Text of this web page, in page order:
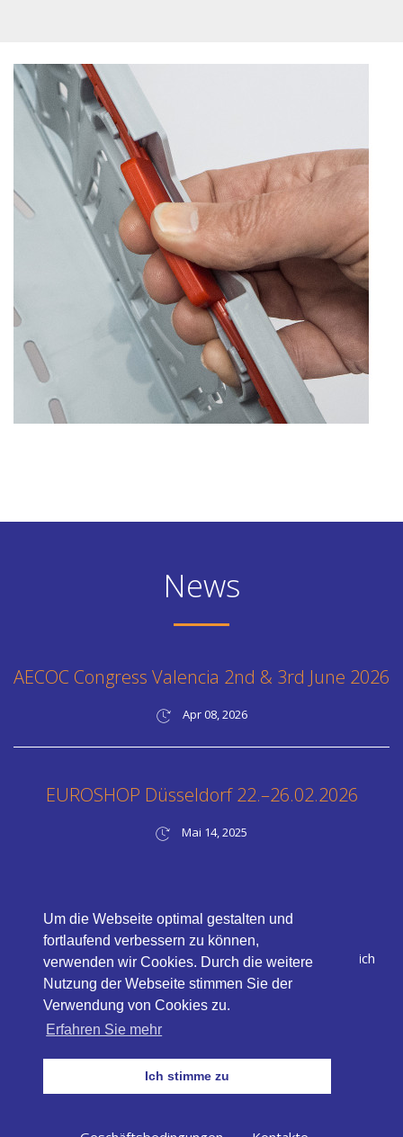
Um die Webseite optimal gestalten und
fortlaufend verbessern zu können,
verwenden wir Cookies. Durch die weitere
Nutzung der Webseite stimmen Sie der
Verwendung von Cookies zu.
Erfahren Sie mehr
Ich stimme zu
News
AECOC Congress Valencia 2nd & 3rd June 2026
Apr 08, 2026
EUROSHOP Düsseldorf 22.–26.02.2026
Mai 14, 2025
Pack’nlog GmbH, Carlonegasse 8, 4030 Linz, Österreich
+43 (0) 664 340 9412
info@packnlog.com